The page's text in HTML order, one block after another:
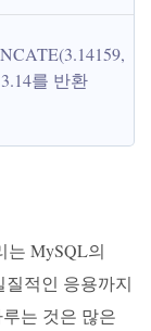
를 반환
는 MySQL의
적인 응용까지
는 것은 많은